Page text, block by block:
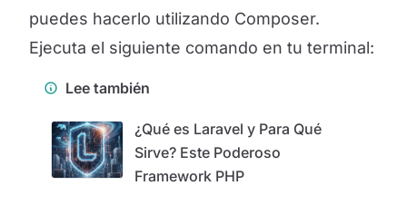
puedes hacerlo utilizando Composer.
Ejecuta el siguiente comando en tu terminal:
Lee también
¿Qué es Laravel y Para Qué
Sirve? Este Poderoso
Framework PHP